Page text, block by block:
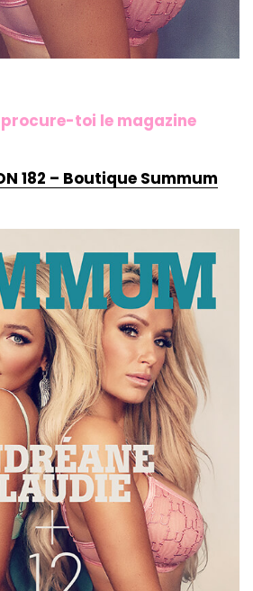
toi le magazine
182 – Boutique Summum